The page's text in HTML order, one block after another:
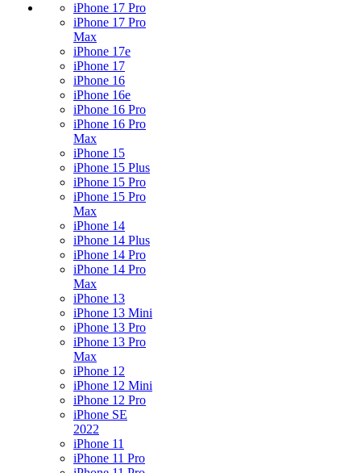
iPhone 17 Pro
iPhone 17 Pro
Max
iPhone 17e
iPhone 17
iPhone 16
iPhone 16e
iPhone 16 Pro
iPhone 16 Pro
Max
iPhone 15
iPhone 15 Plus
iPhone 15 Pro
iPhone 15 Pro
Max
iPhone 14
iPhone 14 Plus
iPhone 14 Pro
iPhone 14 Pro
Max
iPhone 13
iPhone 13 Mini
iPhone 13 Pro
iPhone 13 Pro
Max
iPhone 12
iPhone 12 Mini
iPhone 12 Pro
iPhone SE
2022
iPhone 11
iPhone 11 Pro